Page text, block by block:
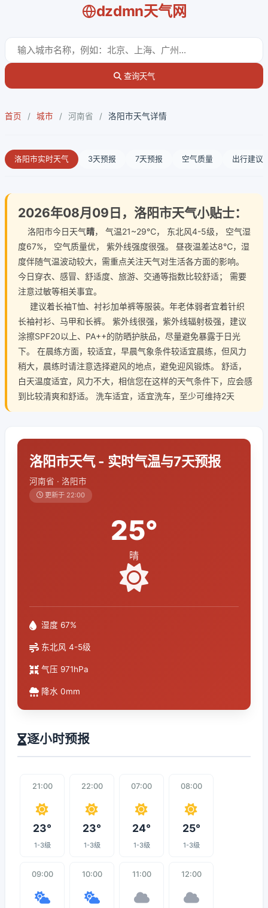
dzdmn天气网
查询天气
首页 / 城市 / 河南省 / 洛阳市天气详情
洛阳市实时天气 3天预报 7天预报 空气质量 出行建议
2026年08月09日，洛阳市天气小贴士：
洛阳市今日天气晴， 气温21~29℃， 东北风4-5级， 空气湿
度67%， 空气质量优， 紫外线强度很强。 昼夜温差达8℃，湿
度伴随气温波动较大，需重点关注天气对生活各方面的影响。
今日穿衣、感冒、舒适度、旅游、交通等指数比较舒适； 需要
注意过敏等相关事宜。
建议着长袖T恤、衬衫加单裤等服装。年老体弱者宜着针织
长袖衬衫、马甲和长裤。 紫外线很强，紫外线辐射极强，建议
涂擦SPF20以上、PA++的防晒护肤品，尽量避免暴露于日光
下。 在晨练方面，较适宜，早晨气象条件较适宜晨练，但风力
稍大，晨练时请注意选择避风的地点，避免迎风锻炼。 舒适，
白天温度适宜，风力不大，相信您在这样的天气条件下，应会感
到比较清爽和舒适。 洗车适宜，适宜洗车，至少可维持2天
洛阳市天气 - 实时气温与7天预报
河南省 · 洛阳市
更新于 22:00
25°
晴
湿度 67%
东北风 4-5级
气压 971hPa
降水 0mm
逐小时预报
21:00
23°
1-3级
22:00
23°
1-3级
07:00
24°
1-3级
08:00
25°
1-3级
09:00 10:00 11:00 12:00